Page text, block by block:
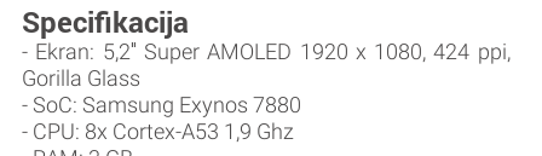
Specifikacija
- Ekran: 5,2″ Super AMOLED 1920 x 1080, 424 ppi,
Gorilla Glass
- SoC: Samsung Exynos 7880
- CPU: 8x Cortex-A53 1,9 Ghz